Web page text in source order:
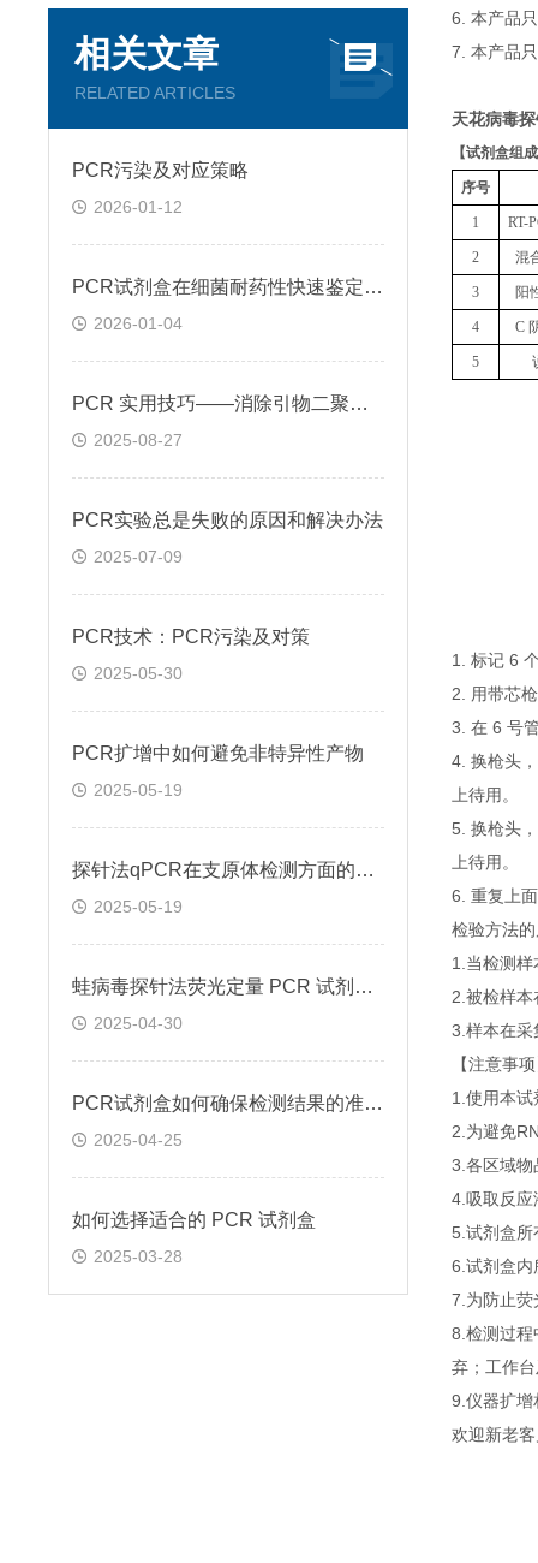
相关文章
RELATED ARTICLES
PCR污染及对应策略
2026-01-12
PCR试剂盒在细菌耐药性快速鉴定中的关键作用
2026-01-04
PCR 实用技巧——消除引物二聚体的方法
2025-08-27
PCR实验总是失败的原因和解决办法
2025-07-09
PCR技术：PCR污染及对策
2025-05-30
PCR扩增中如何避免非特异性产物
2025-05-19
探针法qPCR在支原体检测方面的应用
2025-05-19
蛙病毒探针法荧光定量 PCR 试剂盒定量定性检测
2025-04-30
PCR试剂盒如何确保检测结果的准确性和可靠性
2025-04-25
如何选择适合的 PCR 试剂盒
2025-03-28
6. 本产品
7. 本产品
天花病毒
【试剂盒组成
序号
1 RT-
2 混
3 阳
4 C
5
1. 标记 6
2. 用带芯
3. 在 6 号
4. 换枪头
上待用。
5. 换枪头
上待用。
6. 重复上
检验方法
1.当检测
2.被检样
3.样本在采
【注意事
1.使用本
2.为避免
3.各区域物
4.吸取反应
5.试剂盒所
6.试剂盒内
7.为防止荧
8.检测过程
弃；工作
9.仪器扩增
欢迎新老